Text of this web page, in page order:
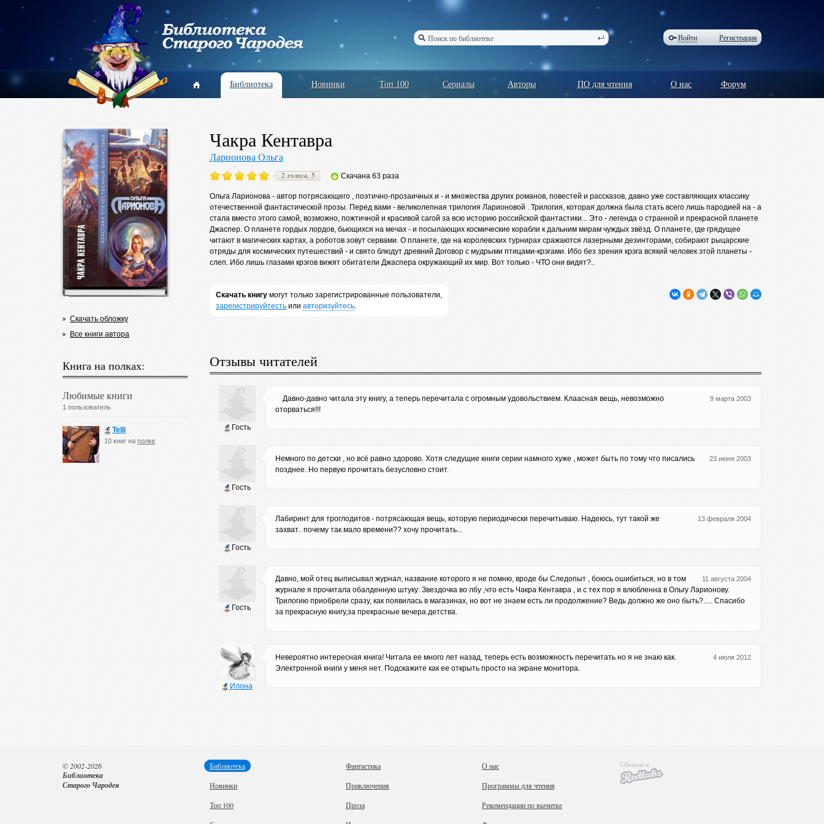
Войти Регистрация
Библиотека Новинки Топ 100 Сериалы Авторы ПО для чтения О нас Форум
Скачать обложку
Все книги автора
Книга на полках:
Любимые книги
1 пользователь
Telli
10 книг на полке
Чакра Кентавра
Ларионова Ольга
2 голоса, 5 Скачана 63 раза
Ольга Ларионова - автор потрясающего , поэтично-прозаичных и - и множества других романов, повестей и рассказов, давно уже составляющих классику
отечественной фантастической прозы. Перед вами - великолепная трилогия Ларионовой . Трилогия, которая должна была стать всего лишь пародией на - а
стала вместо этого самой, возможно, пожтичной и красивой сагой за всю историю российской фантастики... Это - легенда о странной и прекрасной планете
Джаспер. О планете гордых лордов, бьющихся на мечах - и посылающих космические корабли к дальним мирам чуждых звёзд. О планете, где грядущее
читают в магических картах, а роботов зовут сервами. О планете, где на королевских турнирах сражаются лазерными дезинторами, собирают рыцарские
отряды для космических путешествий - и свято блюдут древний Договор с мудрыми птицами-крэгами. Ибо без зрения крэга всякий человек этой планеты -
слеп. Ибо лишь глазами крэгов вижят обитатели Джаспера окружающий их мир. Вот только - ЧТО они видят?..
Скачать книгу могут только зарегистрированные пользователи,
зарегистрируйтесть или авторизуйтесь.
Отзывы читателей
Гость
9 марта 2003
Давно-давно читала эту книгу, а теперь перечитала с огромным удовольствием. Клаасная вещь, невозможно
оторваться!!!
Гость
23 июня 2003
Немного по детски , но всё равно здорово. Хотя следущие книги серии намного хуже , может быть по тому что писались
позднее. Но первую прочитать безусловно стоит.
Гость
13 февраля 2004
Лабиринт для троглодитов - потрясающая вещь, которую периодически перечитываю. Надеюсь, тут такой же
захват.. почему так мало времени?? хочу прочитать...
Гость
11 августа 2004
Давно, мой отец выписывал журнал, название которого я не помню, вроде бы Следопыт , боюсь ошибиться, но в том
журнале я прочитала обалденную штуку: Звездочка во лбу ,что есть Чакра Кентавра , и с тех пор я влюбленна в Ольгу Ларионову.
Трилогию приобрели сразу, как появилась в магазинах, но вот не знаем есть ли продолжение? Ведь должно же оно быть?..... Спасибо
за прекрасную книгу,за прекрасные вечера детства.
Илона
4 июля 2012
Невероятно интересная книга! Читала ее много лет назад, теперь есть возможность перечитать но я не знаю как.
Электронной книги у меня нет. Подскажите как ее открыть просто на экране монитора.
Библиотека
Новинки
Топ 100
Фантастика
Приключения
Проза
О нас
Программы для чтения
Рекомендации по вычитке
© 2002-2026
Библиотека
Старого Чародея
Сделано в